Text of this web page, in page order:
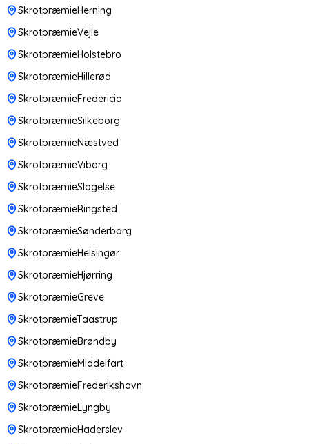
SkrotpræmieHerning
SkrotpræmieVejle
SkrotpræmieHolstebro
SkrotpræmieHillerød
SkrotpræmieFredericia
SkrotpræmieSilkeborg
SkrotpræmieNæstved
SkrotpræmieViborg
SkrotpræmieSlagelse
SkrotpræmieRingsted
SkrotpræmieSønderborg
SkrotpræmieHelsingør
SkrotpræmieHjørring
SkrotpræmieGreve
SkrotpræmieTaastrup
SkrotpræmieBrøndby
SkrotpræmieMiddelfart
SkrotpræmieFrederikshavn
SkrotpræmieLyngby
SkrotpræmieHaderslev